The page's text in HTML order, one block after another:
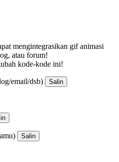
mengintegrasikan gif animasi
atau forum!
kode-kode ini!
email/dsb) Salin
Salin